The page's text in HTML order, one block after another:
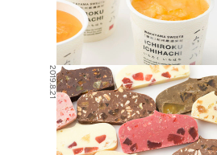
2019.8.21